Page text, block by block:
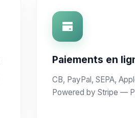
Paiements en
CB, PayPal, SEPA,
Powered by Stripe —